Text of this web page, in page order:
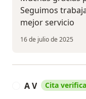
Seguimos
mejor servicio
16 de julio de 2025
A V Cita